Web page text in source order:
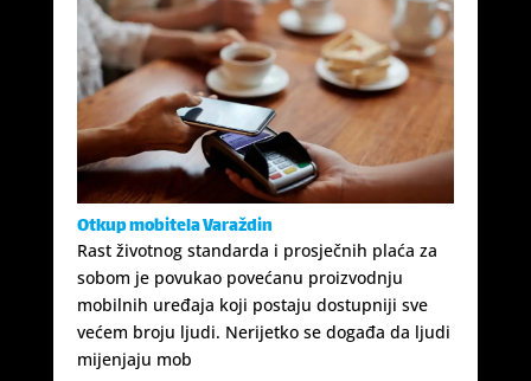
Otkup mobitela Varaždin
Rast životnog standarda i prosječnih plaća za
sobom je povukao povećanu proizvodnju
mobilnih uređaja koji postaju dostupniji sve
većem broju ljudi. Nerijetko se događa da ljudi
mijenjaju mob